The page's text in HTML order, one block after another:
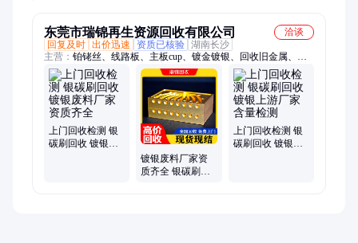
东莞市瑞锦再生资源回收有限公司
洽谈
回复及时 出价迅速 资质已核验 湖南长沙
主营： 铂铑丝、线路板、主板cup、镀金镀银、回收旧金属、镀
金料回收、现在回收三元、高价回收废锗、电子废料回收、报废
手机回收、电路板、金属废料、废弃金属、电子主板、金矿石原
石、钽废渣金属、料金属上门、家用电子金属、废旧电器金属
上门回收检测 银
碳刷回收 镀银废
镀银废料厂家资
质齐全 银碳刷回
上门回收检测 银
碳刷回收 镀银上